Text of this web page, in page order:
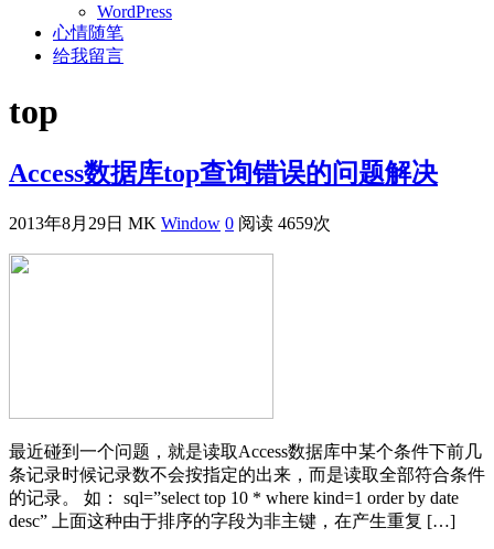
WordPress
心情随笔
给我留言
top
Access数据库top查询错误的问题解决
2013年8月29日 MK Window 0 阅读 4659次
最近碰到一个问题，就是读取Access数据库中某个条件下前几
条记录时候记录数不会按指定的出来，而是读取全部符合条件
的记录。 如： sql=”select top 10 * where kind=1 order by date
desc” 上面这种由于排序的字段为非主键，在产生重复 […]